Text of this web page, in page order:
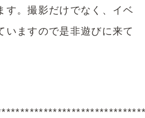
す。撮影だけでなく、イベ
いますので是非遊びに来て